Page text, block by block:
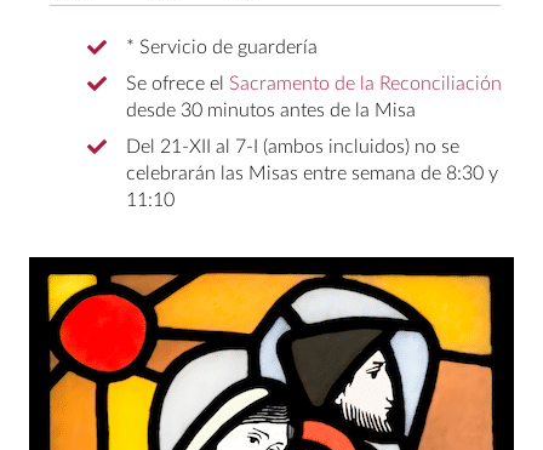
* Servicio de guardería
Se ofrece el Sacramento de la Reconciliación
desde 30 minutos antes de la Misa
Del 21-XII al 7-I (ambos incluidos) no se
celebrarán las Misas entre semana de 8:30 y
11:10